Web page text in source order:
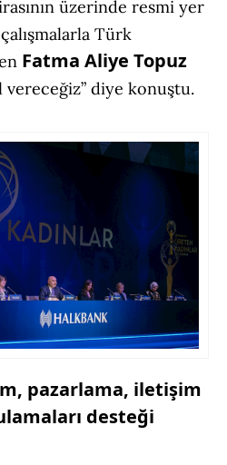
üzerinde resmi yer
Türk
Fatma Aliye Topuz
vereceğiz” diye konuştu.
pazarlama, iletişim
desteği